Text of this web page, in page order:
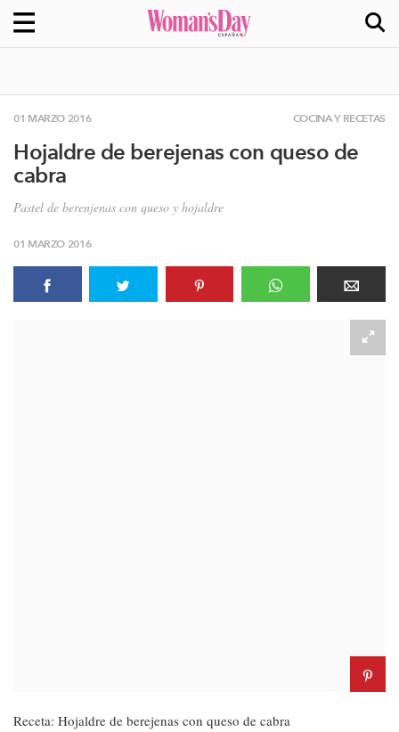
01 MARZO 2016 COCINA Y RECETAS
Hojaldre de berejenas con queso de
cabra
Pastel de berenjenas con queso y hojaldre
01 MARZO 2016
Receta: Hojaldre de berejenas con queso de cabra